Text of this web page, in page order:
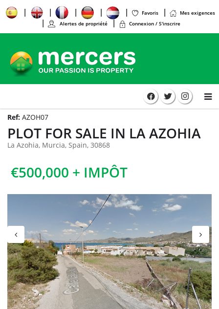
Favoris
Mes exigences
Alertes de propriété
Connexion / S'inscrire
Ref: AZOH07
PLOT FOR SALE IN LA AZOHIA
La Azohia, Murcia, Spain, 30868
€500,000 + IMPÔT